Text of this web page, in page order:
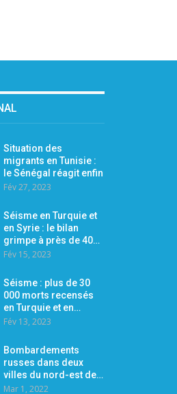
Situation des
migrants en Tunisie :
le Sénégal réagit enfin
Fév 27, 2023
Séisme en Turquie et
en Syrie : le bilan
grimpe à près de 40…
Fév 15, 2023
Séisme : plus de 30
000 morts recensés
en Turquie et en…
Fév 13, 2023
Bombardements
russes dans deux
villes du nord-est de…
Mar 1, 2022